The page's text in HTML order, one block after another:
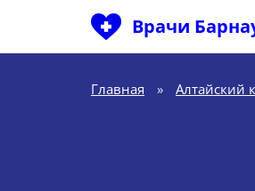
Врачи
Главная » Алтайский